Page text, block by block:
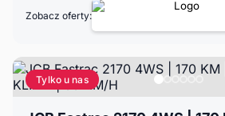
Zobacz oferty:
Tylko u nas